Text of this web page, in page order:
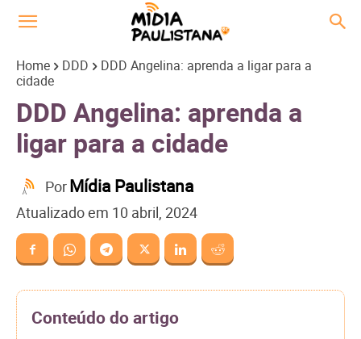
Home DDD
DDD Angelina: aprenda a ligar para a
cidade
DDD Angelina: aprenda a
ligar para a cidade
PorMídia Paulistana
Atualizado em 10 abril, 2024
Conteúdo do artigo